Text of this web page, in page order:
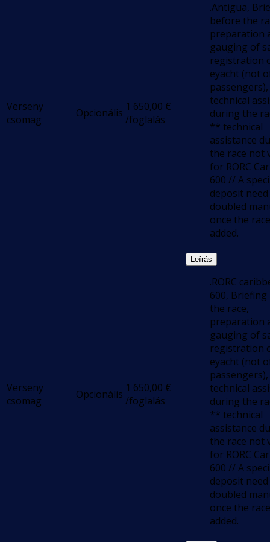
Verseny
csomag
Opcionális 1 650,00 €
/foglalás
.Antigua,
before the
preparation
gauging of
registration
eyacht (not
passengers),
technical
during the
** technical
assistance
the race not
for RORC
600 // A
deposit
doubled
once the
added.
Verseny
csomag
Opcionális 1 650,00 €
/foglalás
Leírás
.RORC
600,
the race,
preparation
gauging of
registration
eyacht (not
passengers),
technical
during the
** technical
assistance
the race not
for RORC
600 // A
deposit
doubled
once the
added.